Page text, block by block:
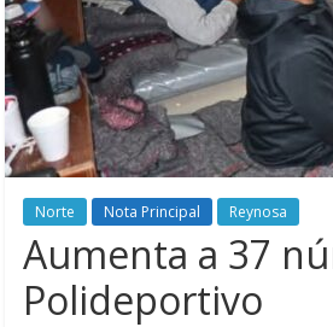
Norte Nota Principal Reynosa
Aumenta a 37
Polideportivo